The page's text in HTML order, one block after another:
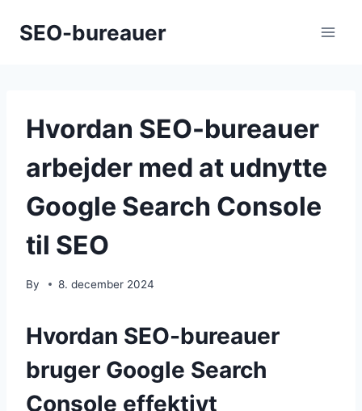
SEO-bureauer
Hvordan SEO-bureauer
arbejder med at udnytte
Google Search Console
til SEO
By 8. december 2024
Hvordan SEO-bureauer
bruger Google Search
Console effektivt